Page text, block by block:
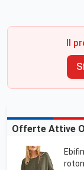
Il
Offerte Attive